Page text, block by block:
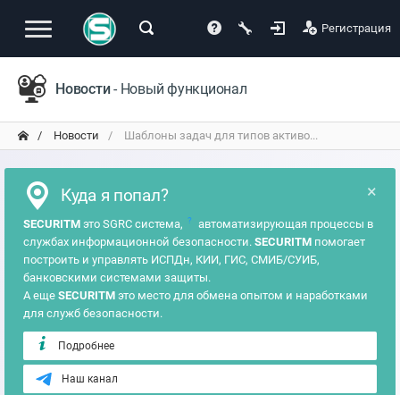
Регистрация
Новости- Новый функционал
Новости Шаблоны задач для типов активо...
×
Куда я попал?
SECURITM это SGRC система, ?
автоматизирующая процессы в
службах информационной безопасности. SECURITM помогает
построить и управлять ИСПДн, КИИ, ГИС, СМИБ/СУИБ,
банковскими системами защиты.
А еще SECURITM это место для обмена опытом и наработками
для служб безопасности.
Подробнее
Наш канал